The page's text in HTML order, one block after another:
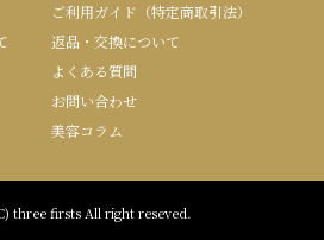
ご利用ガイド（特定商取引法）
返品・交換について
よくある質問
お問い合わせ
美容コラム
three firsts All right reseved.